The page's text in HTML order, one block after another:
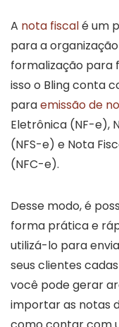
A nota fiscalé um
para a
formalização para
isso o Bling conta
paraemissão de
Eletrônica (NF-e),
(NFS-e) e Nota
(NFC-e).
Desse modo, é
forma prática e
utilizá-lo para
seus clientes
você pode gerar
importar as notas